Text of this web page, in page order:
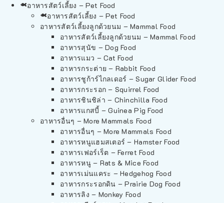
อาหารสัตว์เลี้ยง – Pet Food
อาหารสัตว์เลี้ยง – Pet Food
อาหารสัตว์เลี้ยงลูกด้วยนม – Mammal Food
อาหารสัตว์เลี้ยงลูกด้วยนม – Mammal Food
อาหารสุนัข – Dog Food
อาหารแมว – Cat Food
อาหารกระต่าย – Rabbit Food
อาหารชูก้าร์ไกลเดอร์ – Sugar Glider Food
อาหารกระรอก – Squirrel Food
อาหารชินชิล่า – Chinchilla Food
อาหารแกสบี้ – Guinea Pig Food
อาหารอื่นๆ – More Mammals Food
อาหารอื่นๆ – More Mammals Food
อาหารหนูแฮมสเตอร์ – Hamster Food
อาหารเฟอร์เร็ต – Ferret Food
อาหารหนู – Rats & Mice Food
อาหารเม่นแคระ – Hedgehog Food
อาหารกระรอกดิน – Prairie Dog Food
อาหารลิง – Monkey Food